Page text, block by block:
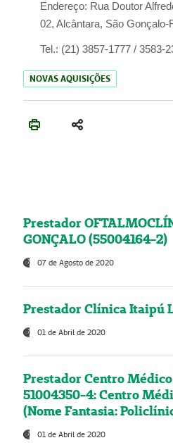
Endereço: Rua Doutor
02, Alcântara, São Gonçalo-
Tel.: (21) 3857-1777 / 3583-
NOVAS AQUISIÇÕES
Prestador
GONÇALO (55004164-2)
07 de Agosto de 2020
Prestador Clínica Itaipú
01 de Abril de 2020
Prestador Centro
51004350-4: Centro
(Nome Fantasia:
01 de Abril de 2020